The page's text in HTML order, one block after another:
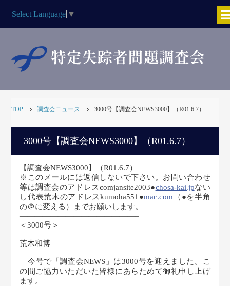
Select Language ▼
TOP 調査会ニュース 3000号【調査会NEWS3000】（R01.6.7）
3000号【調査会NEWS3000】（R01.6.7）
【調査会NEWS3000】（R01.6.7）
※このメールには返信しないで下さい。お問い合わせ
等は調査会のアドレスcomjansite2003●chosa-kai.jpない
し代表荒木のアドレスkumoha551●mac.com （●を半角
の＠に変える）までお願いします。
———————————————–
＜3000号＞
荒木和博
今号で「調査会NEWS」は3000号を迎えました。こ
の間ご協力いただいた皆様にあらためて御礼申し上げ
ます。